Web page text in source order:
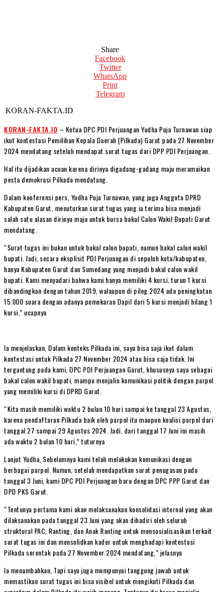
Share
Facebook
Twitter
WhatsApp
Print
Telegram
KORAN-FAKTA.ID
KORAN-FAKTA.ID – Ketua DPC PDI Perjuangan Yudha Puja Turnawan siap
ikut kontestasi Pemilihan Kepala Daerah (Pilkada) Garut pada 27 November
2024 mendatang setelah mendapat surat tugas dari DPP PDI Perjuangan.
Hal itu dijadikan acuan karena dirinya digadang-gadang maju meramaikan
pesta demokrasi Pilkada mendatang.
Dalam konferensi pers, Yudha Puja Turnawan, yang juga Anggota DPRD
Kabupaten Garut, menuturkan surat tugas yang ia terima bisa menjadi
salah satu alasan dirinya maju untuk bursa bakal Calon Wakil Bupati Garut
mendatang.
“Surat tugas ini bukan untuk bakal calon bupati, namun bakal calon wakil
bupati. Jadi, secara eksplisit PDI Perjuangan di sepuluh kota/kabupaten,
hanya Kabupaten Garut dan Sumedang yang menjadi bakal calon wakil
bupati. Kami menyadari bahwa kami hanya memiliki 4 kursi, turun 1 kursi
dibandingkan dengan tahun 2019, walaupun di pileg 2024 ada peningkatan
15.000 suara dengan adanya pemekaran Dapil dari 5 kursi menjadi hilang 1
kursi,” ucapnya
Ia menjelaskan, Dalam konteks Pilkada ini, saya bisa saja ikut dalam
kontestasi untuk Pilkada 27 November 2024 atau bisa saja tidak. Ini
tergantung pada kami, DPC PDI Perjuangan Garut, khususnya saya sebagai
bakal calon wakil bupati, mampu menjalin komunikasi politik dengan parpol
yang memiliki kursi di DPRD Garut.
“Kita masih memiliki waktu 2 bulan 10 hari sampai ke tanggal 23 Agustus,
karena pendaftaran Pilkada baik oleh parpol itu maupun koalisi parpol dari
tanggal 27 sampai 29 Agustus 2024. Jadi, dari tanggal 17 Juni ini masih
ada waktu 2 bulan 10 hari,” tuturnya
Lanjut Yudha, Sebelumnya kami telah melakukan komunikasi dengan
berbagai parpol. Namun, setelah mendapatkan surat penugasan pada
tanggal 3 Juni, kami DPC PDI Perjuangan baru dengan DPC PPP Garut dan
DPD PKS Garut.
“Tentunya pertama kami akan melaksanakan konsolidasi internal yang akan
dilaksanakan pada tanggal 23 Juni yang akan dihadiri oleh seluruh
struktural PAC, Ranting, dan Anak Ranting untuk mensosialisasikan terkait
surat tugas ini dan mensolidkan kader untuk menghadapi kontestasi
Pilkada serentak pada 27 November 2024 mendatang,” jelasnya
Ia menambahkan, Tapi saya juga mempunyai tanggung jawab untuk
memastikan surat tugas ini bisa visibel untuk mengikuti Pilkada dan